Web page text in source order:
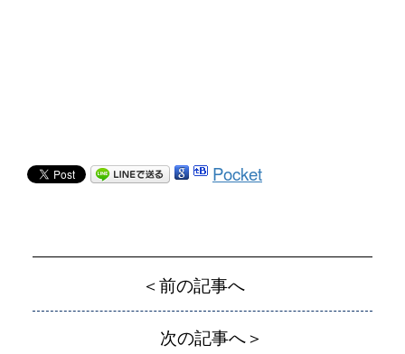
Pocket
＜前の記事へ
次の記事へ＞